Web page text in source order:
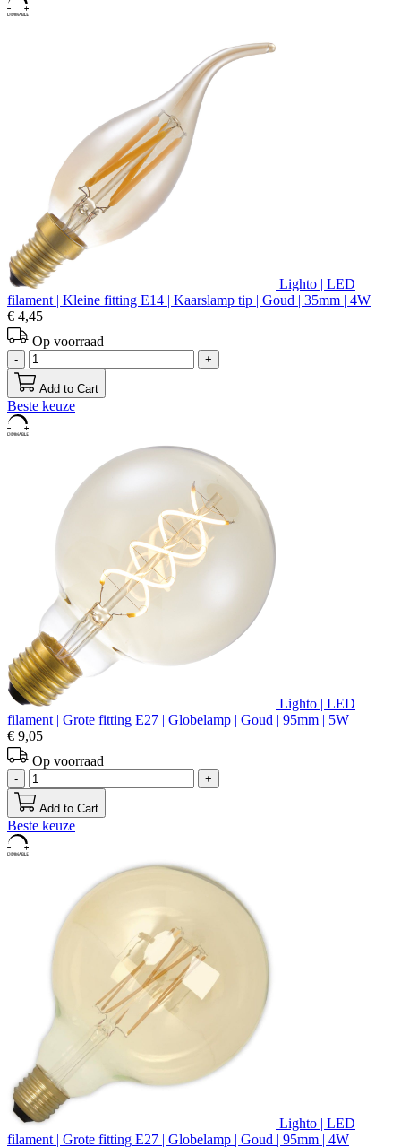
Lighto | LED
filament | Kleine fitting E14 | Kaarslamp tip | Goud | 35mm | 4W
€ 4,45
Op voorraad
- +
Add to Cart
Beste keuze
Lighto | LED
filament | Grote fitting E27 | Globelamp | Goud | 95mm | 5W
€ 9,05
Op voorraad
- +
Add to Cart
Beste keuze
Lighto | LED
filament | Grote fitting E27 | Globelamp | Goud | 95mm | 4W